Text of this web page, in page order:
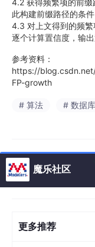
4.2 获得频繁项的前
此构建前缀路径的条件
4.3 对上文得到的频
逐个计算置信度，输
参考资料：
https://
FP-growth
# 算法 # 数据库
魔乐社区
更多推荐